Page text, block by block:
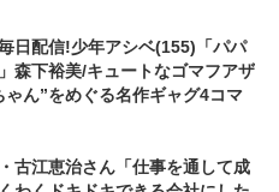
毎日配信!少年アシベ(155)「パパ
森下裕美/キュートなゴマフアザ
ゃん”をめぐる名作ギャグ4コマ
古江恵治さん「仕事を通して成